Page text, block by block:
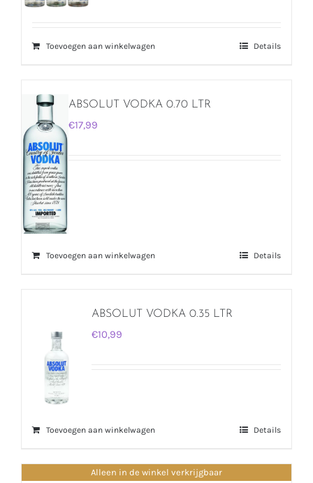
Toevoegen aan winkelwagen Details
ABSOLUT VODKA 0.70 LTR
€17,99
Toevoegen aan winkelwagen Details
ABSOLUT VODKA 0.35 LTR
€10,99
Toevoegen aan winkelwagen Details
Alleen in de winkel verkrijgbaar